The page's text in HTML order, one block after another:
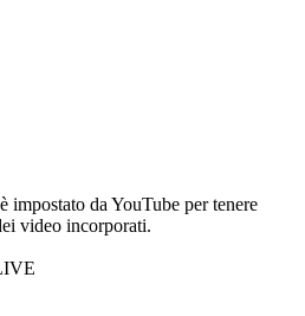
impostato da YouTube per tenere
video incorporati.